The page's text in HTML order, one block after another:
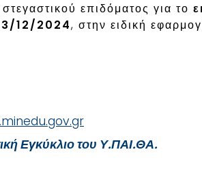
επιδόματος για το
12/2024, στην ειδική
Εγκύκλιο του Υ.ΠΑΙ.ΘΑ.